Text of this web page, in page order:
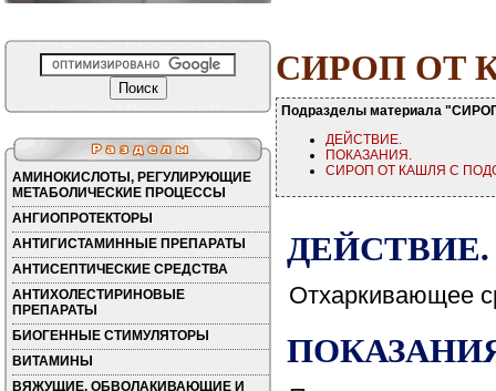
АМИНОКИСЛОТЫ, РЕГУЛИРУЮЩИЕ
МЕТАБОЛИЧЕСКИЕ ПРОЦЕССЫ
АНГИОПРОТЕКТОРЫ
АНТИГИСТАМИННЫЕ ПРЕПАРАТЫ
АНТИСЕПТИЧЕСКИЕ СРЕДСТВА
АНТИХОЛЕСТИРИНОВЫЕ
ПРЕПАРАТЫ
БИОГЕННЫЕ СТИМУЛЯТОРЫ
ВИТАМИНЫ
ВЯЖУЩИЕ, ОБВОЛАКИВАЮЩИЕ И
СИРОП ОТ
Подразделы материала
ДЕЙСТВИЕ.
ПОКАЗАНИЯ.
СИРОП ОТ КАШЛЯ С
ДЕЙСТВИЕ.
Отхаркивающее